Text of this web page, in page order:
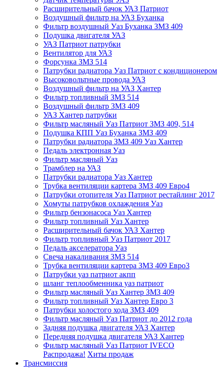
Расширительный бачок УАЗ Патриот
Воздушный фильтр на УАЗ Буханка
Фильтр воздушный Уаз Буханка ЗМЗ 409
Подушка двигателя УАЗ
УАЗ Патриот патрубки
Вентилятор для УАЗ
Форсунка ЗМЗ 514
Патрубки радиатора Уаз Патриот с кондиционером
Высоковольтные провода УАЗ
Воздушный фильтр на УАЗ Хантер
Фильтр топливный ЗМЗ 514
Воздушный фильтр ЗМЗ 409
УАЗ Хантер патрубки
Фильтр масляный Уаз Патриот ЗМЗ 409, 514
Подушка КПП Уаз Буханка ЗМЗ 409
Патрубки радиатора ЗМЗ 409 Уаз Хантер
Педаль электронная Уаз
Фильтр масляный Уаз
Трамблер на УАЗ
Патрубки радиатора Уаз Хантер
Трубка вентиляции картера ЗМЗ 409 Евро4
Патрубки отопителя Уаз Патриот рестайлинг 2017
Хомуты патрубков охлаждения Уаз
Фильтр бензонасоса Уаз Хантер
Фильтр топливный Уаз Хантер
Расширительный бачок УАЗ Хантер
Фильтр топливный Уаз Патриот 2017
Педаль акселератора Уаз
Свеча накаливания ЗМЗ 514
Трубка вентиляции картера ЗМЗ 409 Евро3
Патрубки уаз патриот акпп
шланг теплообменника уаз патриот
Фильтр масляный Уаз Хантер ЗМЗ 409
Фильтр топливный Уаз Хантер Евро 3
Патрубки холостого хода ЗМЗ 409
Фильтр масляный Уаз Патриот до 2012 года
Задняя подушка двигателя УАЗ Хантер
Передняя подушка двигателя УАЗ Хантер
Фильтр масляный Уаз Патриот IVECO
Распродажа! Хиты продаж
Трансмиссия